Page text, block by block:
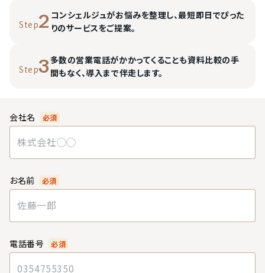
Step2 コンシェルジュがお悩みを整理し、最短即日でぴった
りのサービスをご提案。
Step3多数の営業電話がかかってくることも資料比較の手
間もなく、導入まで伴走します。
会社名 必須
お名前 必須
電話番号 必須